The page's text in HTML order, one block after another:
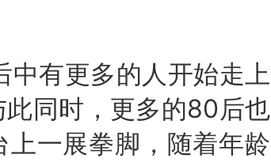
有更多的人开始走上
同时，更多的80后也
一展拳脚，随着年龄